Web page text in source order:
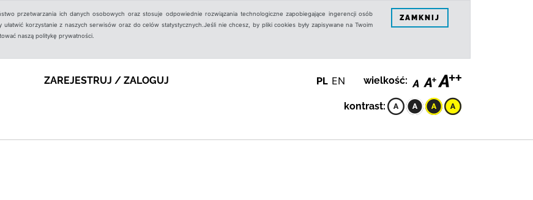
przetwarzania ich danych osobowych oraz stosuje odpowiednie rozwiązania technologiczne zapobiegające ingerencji osób
korzystanie z naszych serwisów oraz do celów statystycznych.Jeśli nie chcesz, by pliki cookies były zapisywane na Twoim
naszą politykę prywatności.
ZAMKNIJ
ZAREJESTRUJ / ZALOGUJ PL EN wielkość:
kontrast: